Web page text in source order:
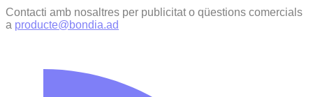
Contacti amb nosaltres per publicitat o qüestions comercials
a producte@bondia.ad